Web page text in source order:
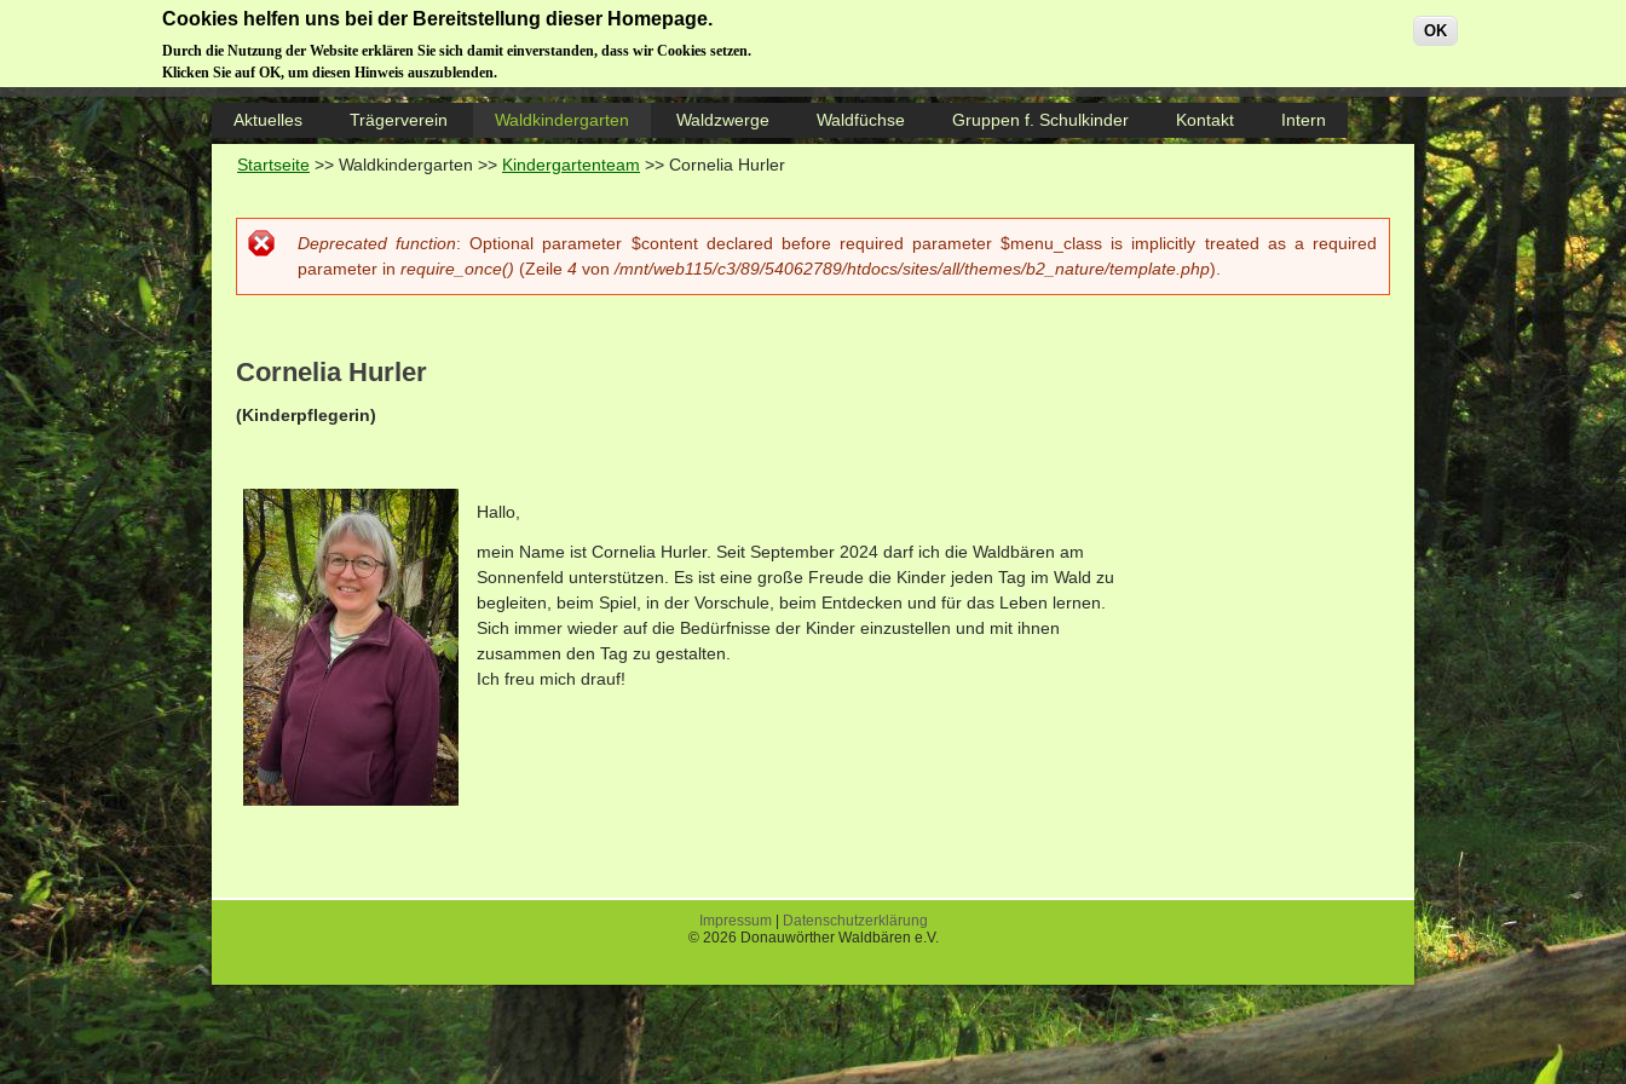
Cookies helfen uns bei der Bereitstellung dieser Homepage.
Durch die Nutzung der Website erklären Sie sich damit einverstanden, dass wir Cookies setzen.
Klicken Sie auf OK, um diesen Hinweis auszublenden.
OK
Donauwörther Waldbären e.V.
Aktuelles Trägerverein Waldkindergarten Waldzwerge Waldfüchse Gruppen f. Schulkinder Kontakt Intern
Startseite >> Waldkindergarten >> Kindergartenteam >> Cornelia Hurler
Fehlermeldung
Deprecated function: Optional parameter $content declared before required parameter $menu_class is implicitly treated as a required
parameter in require_once() (Zeile 4 von/mnt/web115/c3/89/54062789/htdocs/sites/all/themes/b2_nature/template.php).
Cornelia Hurler
(Kinderpflegerin)
Hallo,
mein Name ist Cornelia Hurler. Seit September 2024 darf ich die Waldbären am
Sonnenfeld unterstützen. Es ist eine große Freude die Kinder jeden Tag im Wald zu
begleiten, beim Spiel, in der Vorschule, beim Entdecken und für das Leben lernen.
Sich immer wieder auf die Bedürfnisse der Kinder einzustellen und mit ihnen
zusammen den Tag zu gestalten.
Ich freu mich drauf!
Impressum|
Datenschutzerklärung
© 2026 Donauwörther Waldbären e.V.